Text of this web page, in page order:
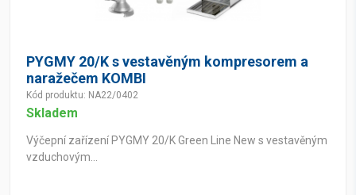
PYGMY 20/K s vestavěným kompresorem a
naražečem KOMBI
Kód produktu: NA22/0402
Skladem
Výčepní zařízení PYGMY 20/K Green Line New s vestavěným
vzduchovým...